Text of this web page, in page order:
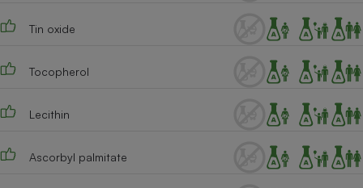
Tin oxide
Tocopherol
Lecithin
Ascorbyl palmitate